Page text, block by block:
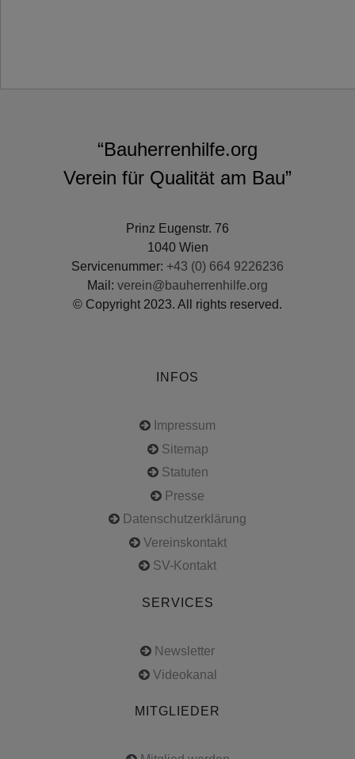
“Bauherrenhilfe.org
Verein für Qualität am Bau”
Prinz Eugenstr. 76
1040 Wien
Servicenummer: +43 (0) 664 9226236
Mail: verein@bauherrenhilfe.org
© Copyright 2023. All rights reserved.
INFOS
Impressum
Sitemap
Statuten
Presse
Datenschutzerklärung
Vereinskontakt
SV-Kontakt
SERVICES
Newsletter
Videokanal
MITGLIEDER